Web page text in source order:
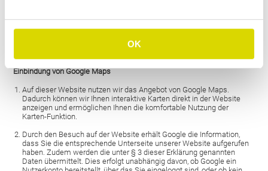
OK
Daten erheben.
Die Datenschutzrichtlinie des Bibliothekbetreibers Google finden Sie
Einbindung von Google Maps
Auf dieser Website nutzen wir das Angebot von Google Maps.
Dadurch können wir Ihnen interaktive Karten direkt in der Website
anzeigen und ermöglichen Ihnen die komfortable Nutzung der
Karten-Funktion.
Durch den Besuch auf der Website erhält Google die Information,
dass Sie die entsprechende Unterseite unserer Website aufgerufen
haben. Zudem werden die unter § 3 dieser Erklärung genannten
Daten übermittelt. Dies erfolgt unabhängig davon, ob Google ein